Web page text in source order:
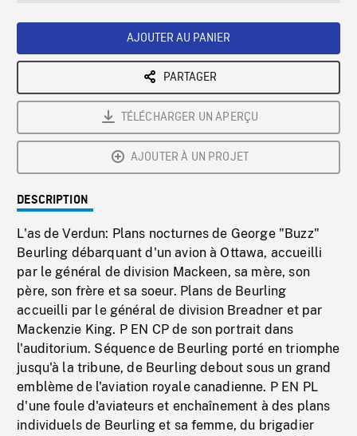
AJOUTER AU PANIER
PARTAGER
TÉLÉCHARGER UN APERÇU
AJOUTER À UN PROJET
DESCRIPTION
L'as de Verdun: Plans nocturnes de George "Buzz"
Beurling débarquant d'un avion à Ottawa, accueilli
par le général de division Mackeen, sa mère, son
père, son frère et sa soeur. Plans de Beurling
accueilli par le général de division Breadner et par
Mackenzie King. P EN CP de son portrait dans
l'auditorium. Séquence de Beurling porté en triomphe
jusqu'à la tribune, de Beurling debout sous un grand
emblème de l'aviation royale canadienne. P EN PL
d'une foule d'aviateurs et enchaînement à des plans
individuels de Beurling et sa femme, du brigadier